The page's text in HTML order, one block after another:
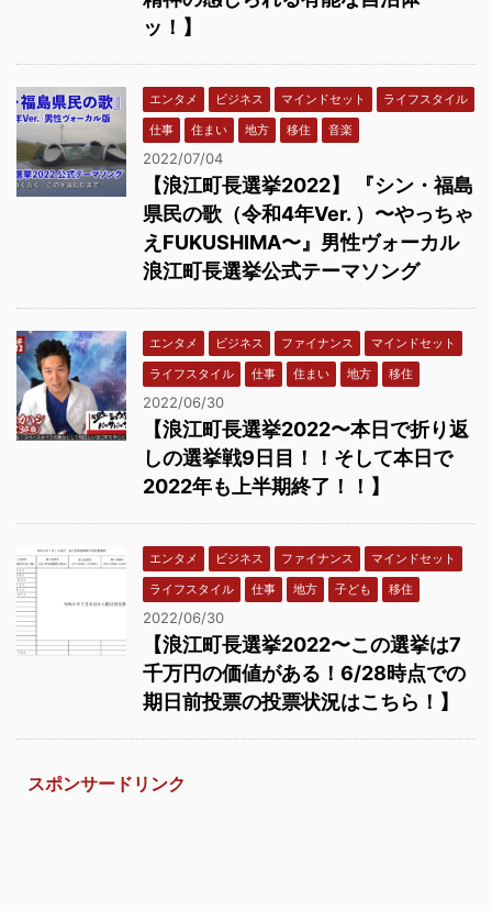
ッ！】
エンタメ ビジネス マインドセット
ライフスタイル
仕事
住まい 地方 移住 音楽
2022/07/04
【浪江町長選挙2022】 『シン・福島
県民の歌（令和4年Ver. ）〜やっちゃ
えFUKUSHIMA〜』男性ヴォーカル
浪江町長選挙公式テーマソング
エンタメ ビジネス ファイナンス
マインドセット
ライフスタイル
仕事 住まい 地方 移住
2022/06/30
【浪江町長選挙2022〜本日で折り返
しの選挙戦9日目！！そして本日で
2022年も上半期終了！！】
エンタメ ビジネス ファイナンス
マインドセット
ライフスタイル
仕事 地方 子ども 移住
2022/06/30
【浪江町長選挙2022〜この選挙は7
千万円の価値がある！6/28時点での
期日前投票の投票状況はこちら！】
スポンサードリンク